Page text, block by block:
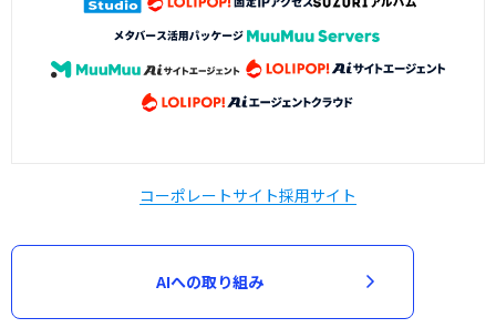
コーポレートサイト採用サイト
AIへの取り組み